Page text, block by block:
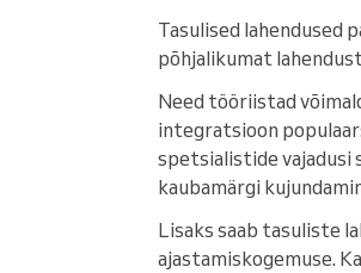
Tasulised lahendused
põhjalikumat
Need tööriistad
integratsioon
spetsialistide vajadusi
kaubamärgi
Lisaks saab tasuliste
ajastamiskogemuse.